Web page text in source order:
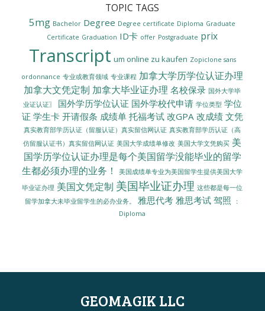
TOPIC TAGS
5mg Bachelor Degree Degree certificate Diploma Graduate
Certificate Graduation ID卡 offer Postgraduate prix
Transcript um online zu kaufen Zopiclone sans
ordonnance 专业或教育领域 专业课程 加拿大学历学位认证办理
加拿大文凭定制 加拿大毕业证办理 名校保录 国外大学毕
业证认证〗
国外学历学位认证 国外学校代申请 学位类型 学位
证 学生卡 开请假条 成绩单 托福考试 改GPA 改成绩 文凭
真实教育部学历认证（留服认证）真实留信网认证 真实教育部学历认证（高
仿留服认证书）真实留信网认证 美国大学成绩单修改 美国大学文凭购买 美
国学历学位认证办理是每个美国留学没能毕业的留学
生都必须办理的业务！
美国成绩单专业为美国留学生提供美国大学
毕业证办理 美国文凭定制 美国毕业证办理 这些都是每一位
留学加拿大未毕业留学生的必办业务。
雅思代考 雅思考试 驾照
：
Diploma
GEOMAGIK LLC